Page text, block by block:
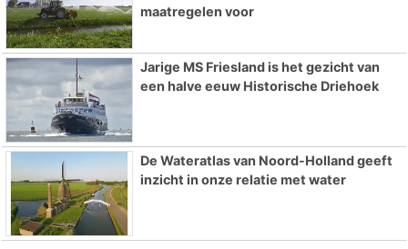
maatregelen voor
Jarige MS Friesland is het gezicht van
een halve eeuw Historische Driehoek
De Wateratlas van Noord-Holland geeft
inzicht in onze relatie met water